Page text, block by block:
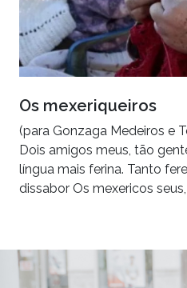
Os mexeriqueiros
(para Gonzaga Medeiros e
Dois amigos meus, tão
língua mais ferina. Tanto
dissabor Os mexericos seus,